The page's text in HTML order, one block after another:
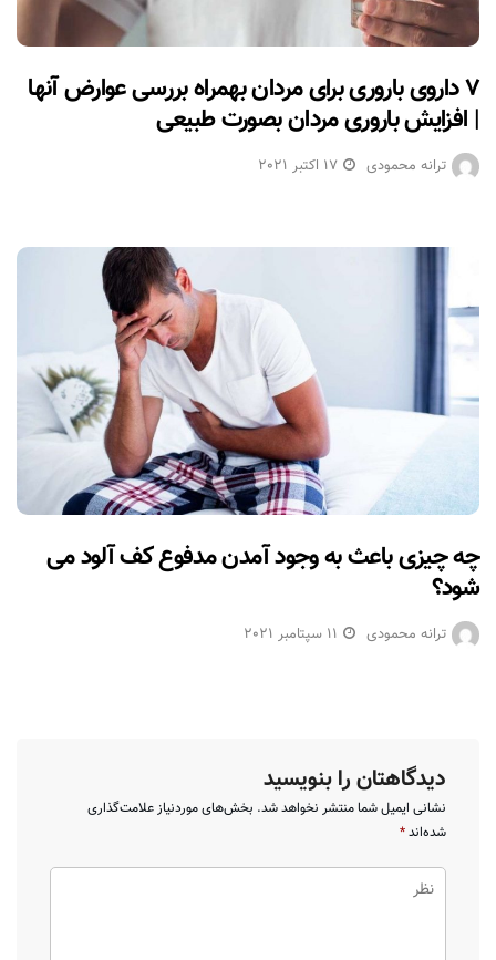
۷ داروی باروری برای مردان بهمراه بررسی عوارض آنها
| افزایش باروری مردان بصورت طبیعی
ترانه محمودی 17 اکتبر 2021
چه چیزی باعث به وجود آمدن مدفوع کف آلود می
شود؟
ترانه محمودی 11 سپتامبر 2021
دیدگاهتان را بنویسید
نشانی ایمیل شما منتشر نخواهد شد. بخش‌های موردنیاز علامت‌گذاری
شده‌اند*